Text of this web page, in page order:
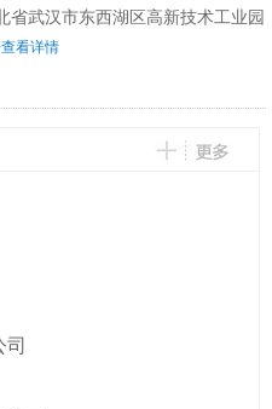
省武汉市东西湖区高新技术工业园
资区。是集科研、制造，销售和服
萝卜切条、切丁机，萝卜田间运输
等三十余种型号的萝卜专用机械。
年单倾斜辊筒毛刷波浪式萝卜清洗
以来，经技术人员的不断改进和技
量...
看详情